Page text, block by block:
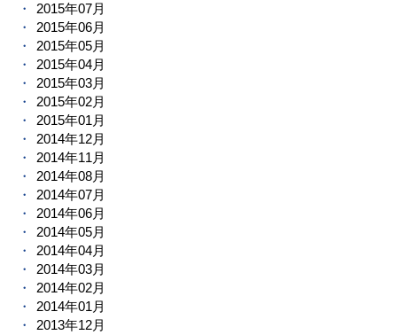
2015年07月
2015年06月
2015年05月
2015年04月
2015年03月
2015年02月
2015年01月
2014年12月
2014年11月
2014年08月
2014年07月
2014年06月
2014年05月
2014年04月
2014年03月
2014年02月
2014年01月
2013年12月